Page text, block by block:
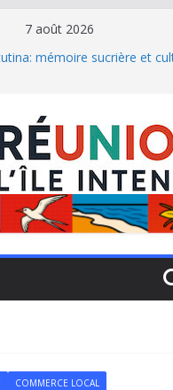
7 août 2026
mémoire sucrière et
de détente à l’Hôtel Iloha à
de La Réunion, emblème
du sel de Saint Leu: site
COMMERCE LOCAL